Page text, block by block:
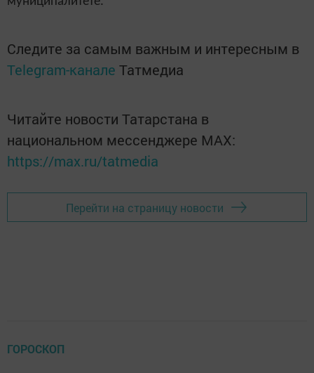
Следите за самым важным и интересным в
Telegram-канале Татмедиа
Читайте новости Татарстана в
национальном мессенджере MАХ:
https://max.ru/tatmedia
Перейти на страницу новости
ГОРОСКОП